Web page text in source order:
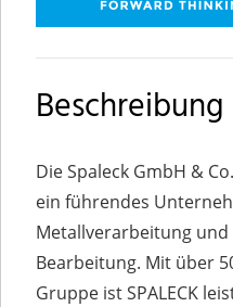
Beschreibung
Die Spaleck GmbH &
ein führendes
Metallverarbeitung und
Bearbeitung. Mit über
Gruppe ist SPALECK